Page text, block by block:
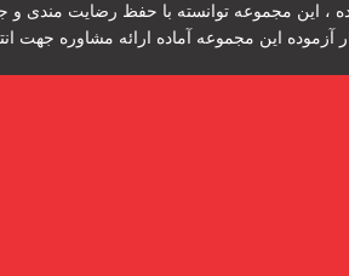
، این مجموعه توانسته با حفظ رضایت
این مجموعه آماده ارائه مشاوره